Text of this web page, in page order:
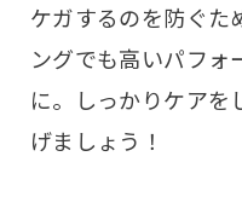
ケガするのを防ぐた
ングでも高いパフォ
に。しっかりケアを
げましょう！